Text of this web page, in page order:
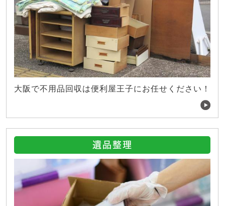
大阪で不用品回収は便利屋王子にお任せください！
遺品整理